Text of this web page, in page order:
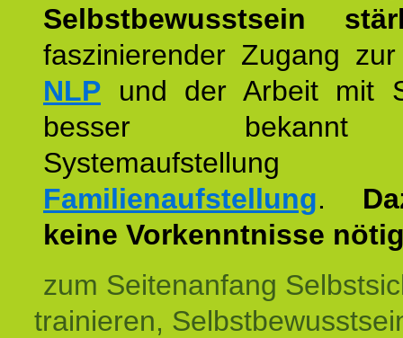
Selbstbewusstsein
faszinierender Zugang
NLP und der Arbeit mit
besser
Familienaufstellung.
keine Vorkenntnisse
zum Seitenanfang
trainieren,